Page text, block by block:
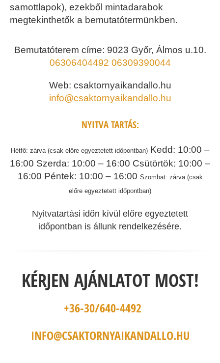
samottlapok), ezekből mintadarabok
megtekinthetők a bemutatótermünkben.
Bemutatóterem címe: 9023 Győr, Álmos u.10.
06306404492 06309390044
Web: csaktornyaikandallo.hu
info@csaktornyaikandallo.hu
NYITVA TARTÁS:
Hétfő: zárva (csak előre egyeztetett időpontban) Kedd: 10:00 –
16:00 Szerda: 10:00 – 16:00 Csütörtök: 10:00 –
16:00 Péntek: 10:00 – 16:00 Szombat: zárva (csak
előre egyeztetett időpontban)
Nyitvatartási időn kívül előre egyeztetett
időpontban is állunk rendelkezésére.
KÉRJEN AJÁNLATOT MOST!
+36-30/640-4492
INFO@CSAKTORNYAIKANDALLO.HU